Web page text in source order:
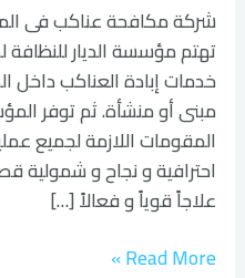
تهتم مؤسسة الديار
خدمات إبادة العناكب داخل
مبنى أو منشأة. ثم توفر
المقومات اللازمة لجميع
احترافية و نجاح و
علاجاً قوياً و فعالاً […]
Read More »